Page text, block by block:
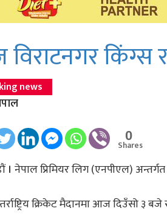
किंग्स
news
0
Shares
। नेपाल प्रिमियर लिग (एनपीएल)
क्रिकेट मैदानमा आज दिउँसो ३